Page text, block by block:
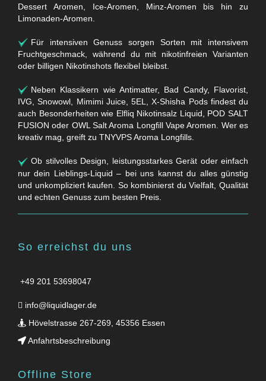
Dessert Aromen, Ice-Aromen, Minz-Aromen bis hin zu
Limonaden-Aromen.
Für intensiven Genuss sorgen Sorten mit intensivem
Fruchtgeschmack, während du mit nikotinfreien Varianten
oder billigen Nikotinshots flexibel bleibst.
Neben Klassikern wie Antimatter, Bad Candy, Flavorist,
IVG, Snowowl, Mimimi Juice, 5EL, X-Shisha Pods findest du
auch Besonderheiten wie Elfliq Nikotinsalz Liquid, POD SALT
FUSION oder OWL Salt Aroma Longfill Vape Aromen. Wer es
kreativ mag, greift zu TNYVPS Aroma Longfills.
Ob stilvolles Design, leistungsstarkes Gerät oder einfach
nur dein Lieblings-Liquid – bei uns kannst du alles günstig
und unkompliziert kaufen. So kombinierst du Vielfalt, Qualität
und echten Genuss zum besten Preis.
So erreichst du uns
+49 201 53698047
info@liquidlager.de
Hövelstrasse 267-269, 45356 Essen
Anfahrtsbeschreibung
Offline Store